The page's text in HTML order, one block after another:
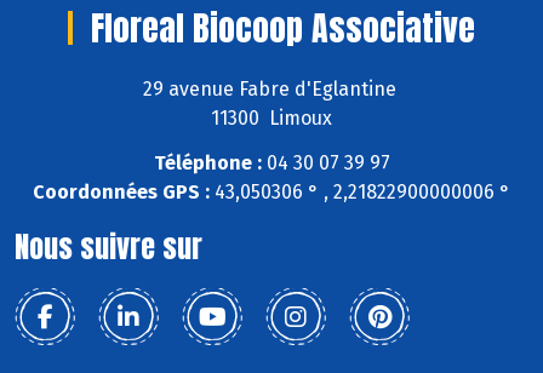
Floreal Biocoop Associative
29 avenue Fabre d'Eglantine
11300 Limoux
Téléphone :04 30 07 39 97
Coordonnées GPS : 43,050306 ° , 2,21822900000006 °
Nous suivre sur